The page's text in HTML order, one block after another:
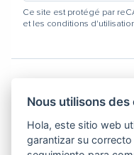
Ce site est protégé par
et les conditions
Hydracooling
Nous utilisons des
Hola, este sitio web
garantizar su